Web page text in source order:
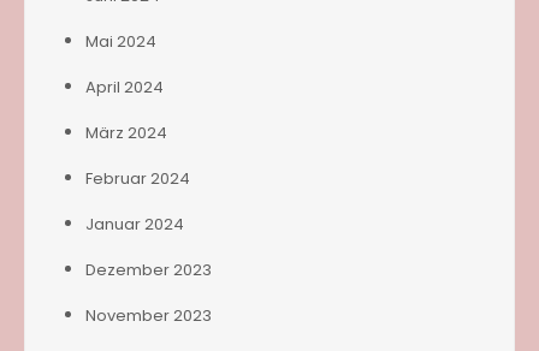
Mai 2024
April 2024
März 2024
Februar 2024
Januar 2024
Dezember 2023
November 2023